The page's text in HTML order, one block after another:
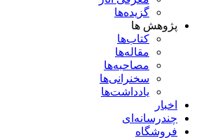
گزیده‌ها
پژوهش ها
کتاب‌ها
مقاله‌ها
مصاحبه‌ها
سخنرانی‌ها
یادداشت‌ها
اخبار
چندرسانه‌ای
فروشگاه